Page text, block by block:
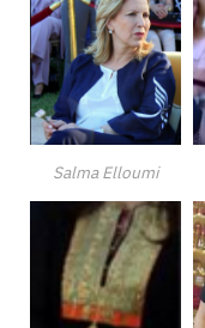
Salma Elloumi